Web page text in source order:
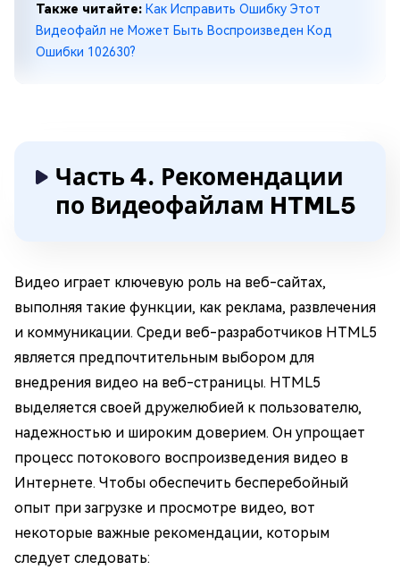
Также читайте: Как Исправить Ошибку Этот
Видеофайл не Может Быть Воспроизведен Код
Ошибки 102630?
Часть 4. Рекомендации
по Видеофайлам HTML5
Видео играет ключевую роль на веб-сайтах,
выполняя такие функции, как реклама, развлечения
и коммуникации. Среди веб-разработчиков HTML5
является предпочтительным выбором для
внедрения видео на веб-страницы. HTML5
выделяется своей дружелюбией к пользователю,
надежностью и широким доверием. Он упрощает
процесс потокового воспроизведения видео в
Интернете. Чтобы обеспечить бесперебойный
опыт при загрузке и просмотре видео, вот
некоторые важные рекомендации, которым
следует следовать: